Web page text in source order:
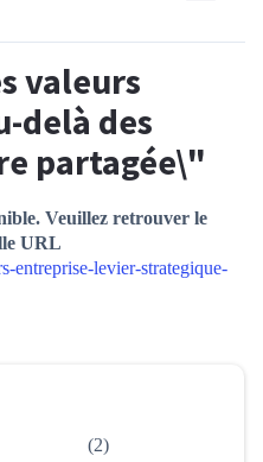
valeurs
delà des
partagée\"
Veuillez retrouver le
URL
entreprise-levier-strategique-
(2)